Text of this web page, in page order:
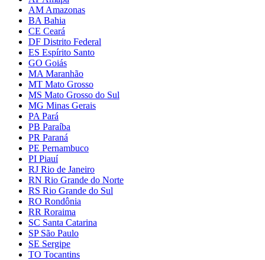
AM Amazonas
BA Bahia
CE Ceará
DF Distrito Federal
ES Espírito Santo
GO Goiás
MA Maranhão
MT Mato Grosso
MS Mato Grosso do Sul
MG Minas Gerais
PA Pará
PB Paraíba
PR Paraná
PE Pernambuco
PI Piauí
RJ Rio de Janeiro
RN Rio Grande do Norte
RS Rio Grande do Sul
RO Rondônia
RR Roraima
SC Santa Catarina
SP São Paulo
SE Sergipe
TO Tocantins